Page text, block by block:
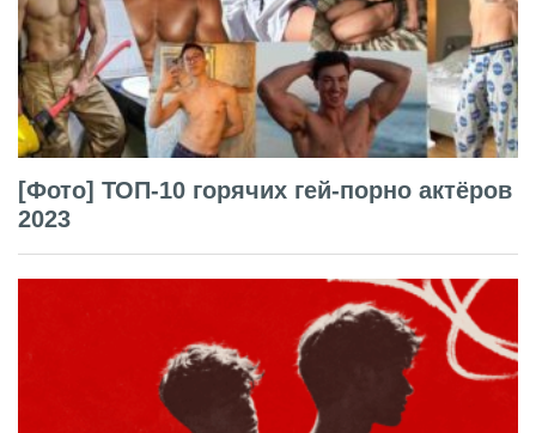
[Фото] ТОП-10 горячих гей-порно актёров
2023